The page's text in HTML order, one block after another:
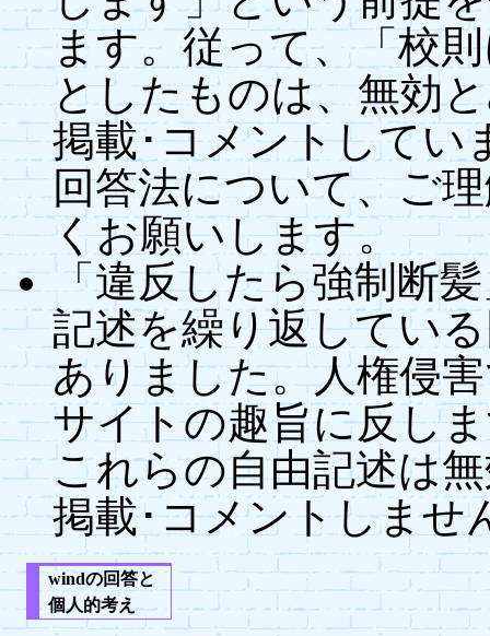
ます。従って、「校
としたものは、無効
掲載･コメントしてい
回答法について、ご
くお願いします。
「違反したら強制断
記述を繰り返してい
ありました。人権侵
サイトの趣旨に反し
これらの自由記述は
掲載･コメントしませ
windの回答と
個人的考え